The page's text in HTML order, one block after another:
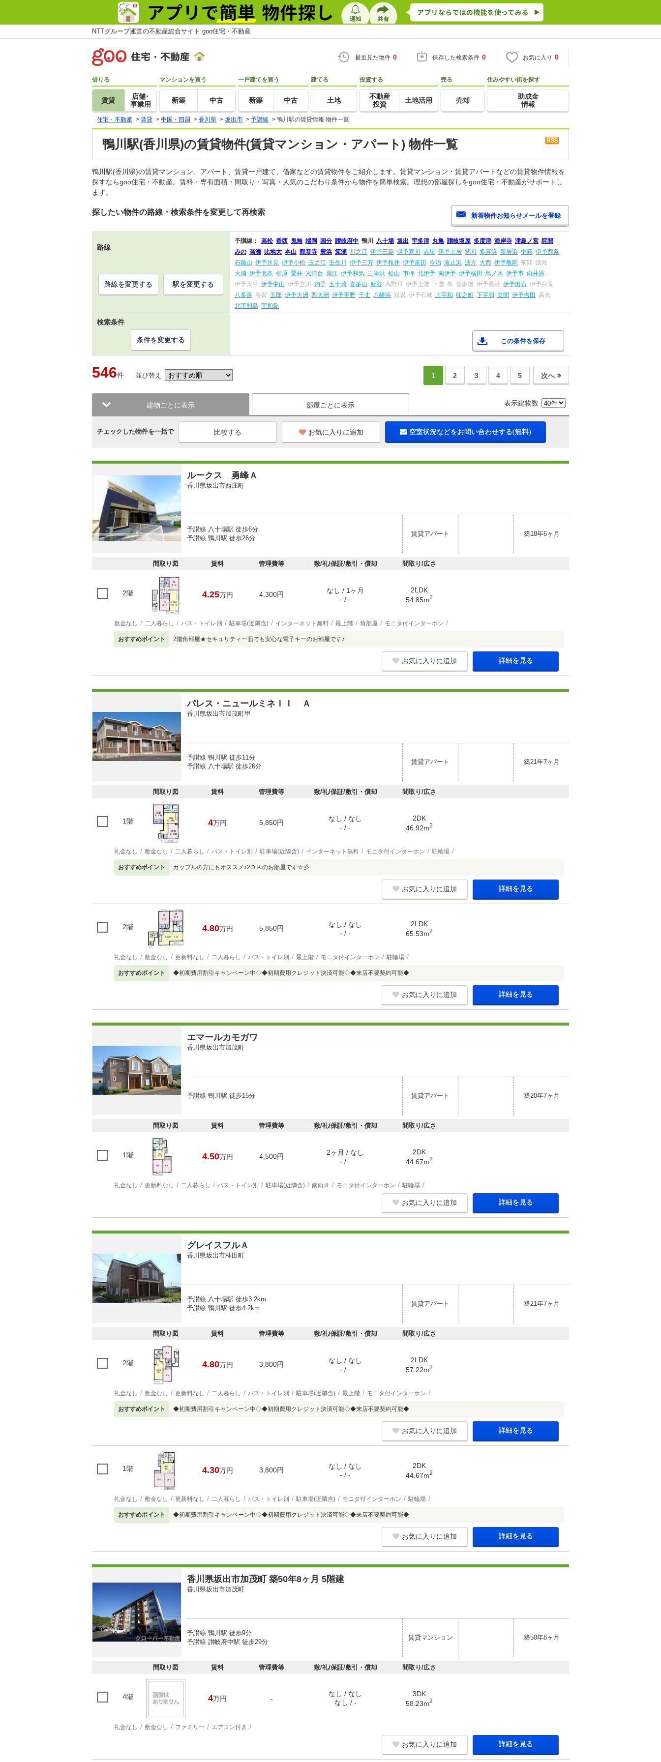
NTTグループ運営の不動産総合サイト goo住宅・不動産
最近見た物件 0 保存した検索条件 0 お気に入り 0
借りる
賃貸
店舗･
事業用
マンションを買う
新築 中古
一戸建てを買う
新築 中古
建てる
土地
投資する
不動産
投資
土地活用
売る
売却
住みやすい街を探す
助成金
情報
住宅・不動産 > 賃貸 > 中国・四国 > 香川県 > 坂出市 > 予讃線 > 鴨川駅の賃貸情報 物件一覧
鴨川駅(香川県)の賃貸物件(賃貸マンション・アパート) 物件一覧
鴨川駅(香川県)の賃貸マンション、アパート、賃貸一戸建て、借家などの賃貸物件をご紹介します。賃貸マンション・賃貸アパートなどの賃貸物件情報を
探すならgoo住宅・不動産。賃料・専有面積・間取り・写真・人気のこだわり条件から物件を簡単検索。理想の部屋探しをgoo住宅・不動産がサポートし
ます。
探したい物件の路線・検索条件を変更して再検索
路線
予讃線： 高松 香西 鬼無 端岡 国分 讃岐府中 鴨川 八十場 坂出 宇多津 丸亀 讃岐塩屋 多度津 海岸寺 津島ノ宮 詫間
みの 高瀬 比地大 本山 観音寺 豊浜 箕浦 川之江 伊予三島 伊予寒川 赤星 伊予土居 関川 多喜浜 新居浜 中萩 伊予西条
石鎚山 伊予氷見 伊予小松 玉之江 壬生川 伊予三芳 伊予桜井 伊予富田 今治 波止浜 波方 大西 伊予亀岡 菊間 浅海
大浦 伊予北条 柳原 粟井 光洋台 堀江 伊予和気 三津浜 松山 市坪 北伊予 南伊予 伊予横田 鳥ノ木 伊予市 向井原
伊予大平 伊予中山 伊予立川 内子 五十崎 喜多山 新谷 高野川 伊予上灘 下灘 串 喜多灘 伊予長浜 伊予出石 伊予白滝
八多喜 春賀 五郎 伊予大洲 西大洲 伊予平野 千丈 八幡浜 双岩 伊予石城 上宇和 卯之町 下宇和 立間 伊予吉田
高光
北宇和島 宇和島
路線を変更する 駅を変更する
検索条件
この条件を保存
条件を変更する
546件 並び替え 1 2 3 4 5 次へ
建物ごとに表示 部屋ごとに表示 表示建物数
チェックした物件を一括で お気に入りに追加 空室状況などをお問い合わせする(無料)
ルークス 勇峰Ａ
香川県坂出市西庄町
予讃線 八十場駅 徒歩6分
予讃線 鴨川駅 徒歩26分
賃貸アパート 築18年6ヶ月
間取り図 賃料 管理費等 敷/礼/保証/敷引・償却 間取り/広さ
2階 4.25万円 4,300円
なし / 1ヶ月
- / -
2LDK
54.85m2
敷金なし 二人暮らし バス・トイレ別 駐車場(近隣含) インターネット無料 最上階 角部屋 モニタ付インターホン
おすすめポイント 2階角部屋★セキュリティー面でも安心な電子キーのお部屋です♪
お気に入りに追加 詳細を見る
パレス・ニュールミネＩＩ Ａ
香川県坂出市加茂町甲
予讃線 鴨川駅 徒歩11分
予讃線 八十場駅 徒歩26分
賃貸アパート 築21年7ヶ月
間取り図 賃料 管理費等 敷/礼/保証/敷引・償却 間取り/広さ
1階 4万円 5,850円
なし / なし
- / -
2DK
46.92m2
礼金なし 敷金なし 二人暮らし バス・トイレ別 駐車場(近隣含) インターネット無料 モニタ付インターホン 駐輪場
おすすめポイント カップルの方にもオススメ♪2ＤＫのお部屋です☆彡
お気に入りに追加 詳細を見る
2階 4.80万円 5,850円
なし / なし
- / -
2LDK
65.53m2
礼金なし 敷金なし 更新料なし 二人暮らし バス・トイレ別 最上階 モニタ付インターホン 駐輪場
おすすめポイント ◆初期費用割引キャンペーン中◇◆初期費用クレジット決済可能◇◆来店不要契約可能◆
お気に入りに追加 詳細を見る
エマールカモガワ
香川県坂出市加茂町
予讃線 鴨川駅 徒歩15分 賃貸アパート 築20年7ヶ月
間取り図 賃料 管理費等 敷/礼/保証/敷引・償却 間取り/広さ
1階 4.50万円 4,500円
2ヶ月 / なし
- / -
2DK
44.67m2
礼金なし 更新料なし 二人暮らし バス・トイレ別 駐車場(近隣含) 南向き モニタ付インターホン 駐輪場
お気に入りに追加 詳細を見る
グレイスフルＡ
香川県坂出市林田町
予讃線 八十場駅 徒歩3.2km
予讃線 鴨川駅 徒歩4.2km
賃貸アパート 築21年7ヶ月
間取り図 賃料 管理費等 敷/礼/保証/敷引・償却 間取り/広さ
2階 4.80万円 3,800円
なし / なし
- / -
2LDK
57.22m2
礼金なし 敷金なし 更新料なし 二人暮らし バス・トイレ別 駐車場(近隣含) 最上階 モニタ付インターホン
おすすめポイント ◆初期費用割引キャンペーン中◇◆初期費用クレジット決済可能◇◆来店不要契約可能◆
お気に入りに追加 詳細を見る
1階 4.30万円 3,800円
なし / なし
- / -
2DK
44.67m2
礼金なし 敷金なし 更新料なし 二人暮らし バス・トイレ別 駐車場(近隣含) モニタ付インターホン 駐輪場
おすすめポイント ◆初期費用割引キャンペーン中◇◆初期費用クレジット決済可能◇◆来店不要契約可能◆
お気に入りに追加 詳細を見る
香川県坂出市加茂町 築50年8ヶ月 5階建
香川県坂出市加茂町
予讃線 鴨川駅 徒歩9分
予讃線 讃岐府中駅 徒歩29分
賃貸マンション 築50年8ヶ月
間取り図 賃料 管理費等 敷/礼/保証/敷引・償却 間取り/広さ
4階 4万円 -
なし / なし
なし / -
3DK
58.23m2
礼金なし 敷金なし ファミリー エアコン付き
お気に入りに追加 詳細を見る